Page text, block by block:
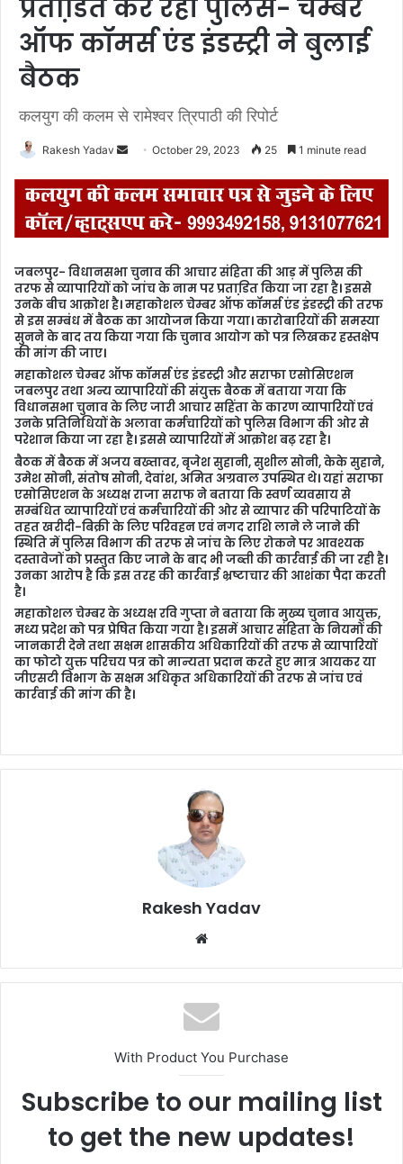
प्रताडि़त कर रही पुलिस- चेम्बर
ऑफ कॉमर्स एंड इंडस्ट्री ने बुलाई
बैठक
कलयुग की कलम से रामेश्वर त्रिपाठी की रिपोर्ट
Rakesh Yadav
n
d
a
e
m
a
i
October 29, 2023 25 1 minute read
जबलपुर- विधानसभा चुनाव की आचार संहिता की आड़ में पुलिस की
तरफ से व्यापारियों को जांच के नाम पर प्रताडि़त किया जा रहा है। इससे
उनके बीच आक्रोश है। महाकोशल चेम्बर ऑफ कॉमर्स एंड इंडस्ट्री की तरफ
से इस सम्बंध में बैठक का आयोजन किया गया। कारोबारियों की समस्या
सुनने के बाद तय किया गया कि चुनाव आयोग को पत्र लिखकर हस्तक्षेप
की मांग की जाए।
महाकोशल चेम्बर ऑफ कॉमर्स एंड इंडस्ट्री और सराफा एसोसिएशन
जबलपुर तथा अन्य व्यापारियों की संयुक्त बैठक में बताया गया कि
विधानसभा चुनाव के लिए जारी आचार सहिंता के कारण व्यापारियों एवं
उनके प्रतिनिधियों के अलावा कर्मचारियों को पुलिस विभाग की ओर से
परेशान किया जा रहा है। इससे व्यापारियों में आक्रोश बढ़ रहा है।
बैठक में बैठक में अजय बख्तावर, बृजेश सुहानी, सुशील सोनी, केके सुहाने,
उमेश सोनी, संतोष सोनी, देवांश, अमित अग्रवाल उपस्थित थे। यहां सराफा
एसोसिएशन के अध्यक्ष राजा सराफ ने बताया कि स्वर्ण व्यवसाय से
सम्बंधित व्यापारियों एवं कर्मचारियों की ओर से व्यापार की परिपाटियों के
तहत खरीदी-बिक्री के लिए परिवहन एवं नगद राशि लाने ले जाने की
स्थिति में पुलिस विभाग की तरफ से जांच के लिए रोकने पर आवश्यक
दस्तावेजों को प्रस्तुत किए जाने के बाद भी जब्ती की कार्रवाई की जा रही है।
उनका आरोप है कि इस तरह की कार्रवाई भ्रष्टाचार की आशंका पैदा करती
है।
महाकोशल चेम्बर के अध्यक्ष रवि गुप्ता ने बताया कि मुख्य चुनाव आयुक्त,
मध्य प्रदेश को पत्र प्रेषित किया गया है। इसमें आचार संहिता के नियमों की
जानकारी देने तथा सक्षम शासकीय अधिकारियों की तरफ से व्यापारियों
का फोटो युक्त परिचय पत्र को मान्यता प्रदान करते हुए मात्र आयकर या
जीएसटी विभाग के सक्षम अधिकृत अधिकारियों की तरफ से जांच एवं
कार्रवाई की मांग की है।
Rakesh Yadav
b
s
i
e
With Product You Purchase
Subscribe to our mailing list
to get the new updates!